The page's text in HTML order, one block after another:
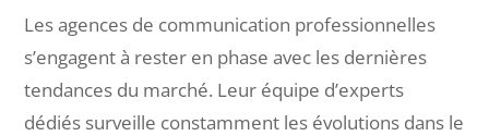
Les agences de communication professionnelles
s’engagent à rester en phase avec les dernières
tendances du marché. Leur équipe d’experts
dédiés surveille constamment les évolutions dans le